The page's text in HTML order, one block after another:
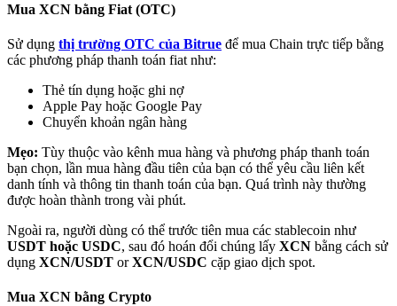
AI
Đối tác Bitrue
Mua XCN bằng Fiat (OTC)
Sử dụng thị trường OTC của Bitrue để mua Chain trực tiếp bằng
các phương pháp thanh toán fiat như:
Thẻ tín dụng hoặc ghi nợ
Apple Pay hoặc Google Pay
Chuyển khoản ngân hàng
Mẹo: Tùy thuộc vào kênh mua hàng và phương pháp thanh toán
bạn chọn, lần mua hàng đầu tiên của bạn có thể yêu cầu liên kết
danh tính và thông tin thanh toán của bạn. Quá trình này thường
được hoàn thành trong vài phút.
Ngoài ra, người dùng có thể trước tiên mua các stablecoin như
USDT hoặc USDC, sau đó hoán đổi chúng lấy XCN bằng cách sử
dụng XCN/USDT orXCN/USDC cặp giao dịch spot.
Mua XCN bằng Crypto